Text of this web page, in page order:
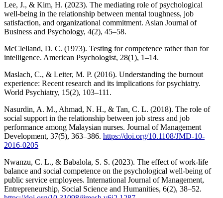
Lee, J., & Kim, H. (2023). The mediating role of psychological
well-being in the relationship between mental toughness, job
satisfaction, and organizational commitment. Asian Journal of
Business and Psychology, 4(2), 45–58.
McClelland, D. C. (1973). Testing for competence rather than for
intelligence. American Psychologist, 28(1), 1–14.
Maslach, C., & Leiter, M. P. (2016). Understanding the burnout
experience: Recent research and its implications for psychiatry.
World Psychiatry, 15(2), 103–111.
Nasurdin, A. M., Ahmad, N. H., & Tan, C. L. (2018). The role of
social support in the relationship between job stress and job
performance among Malaysian nurses. Journal of Management
Development, 37(5), 363–386. https://doi.org/10.1108/JMD-10-
2016-0205
Nwanzu, C. L., & Babalola, S. S. (2023). The effect of work-life
balance and social competence on the psychological well-being of
public service employees. International Journal of Management,
Entrepreneurship, Social Science and Humanities, 6(2), 38–52.